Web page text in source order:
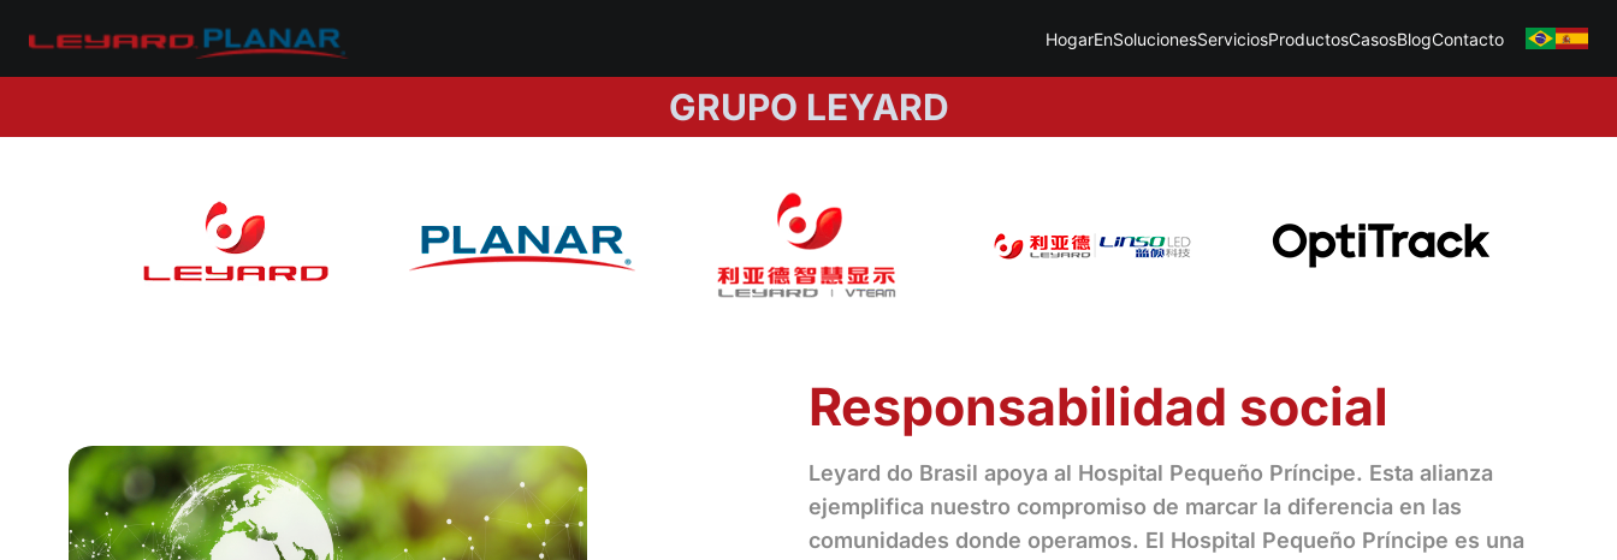
HogarEnSolucionesServiciosProductosCasosBlogContacto
GRUPO LEYARD
Responsabilidad social
Leyard do Brasil apoya al Hospital Pequeño Príncipe. Esta alianza
ejemplifica nuestro compromiso de marcar la diferencia en las
comunidades donde operamos. El Hospital Pequeño Príncipe es una